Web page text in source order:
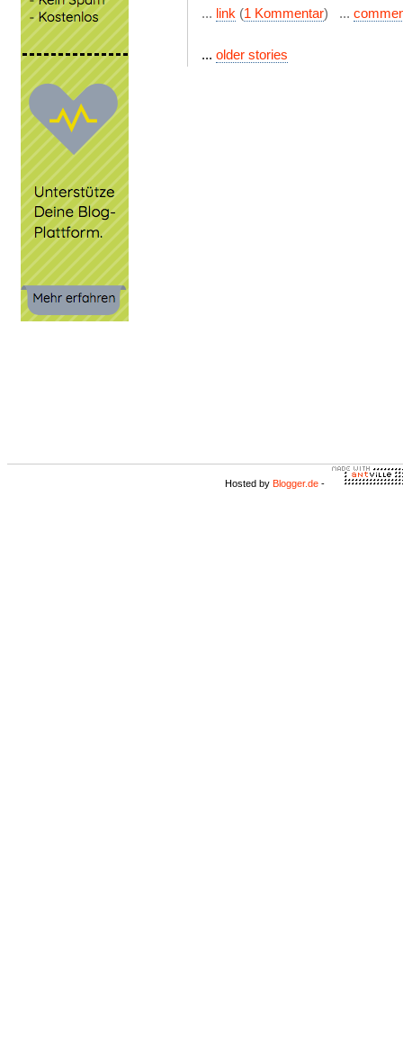
... link (1 Kommentar) ...
... older stories
Hosted by Blogger.de -